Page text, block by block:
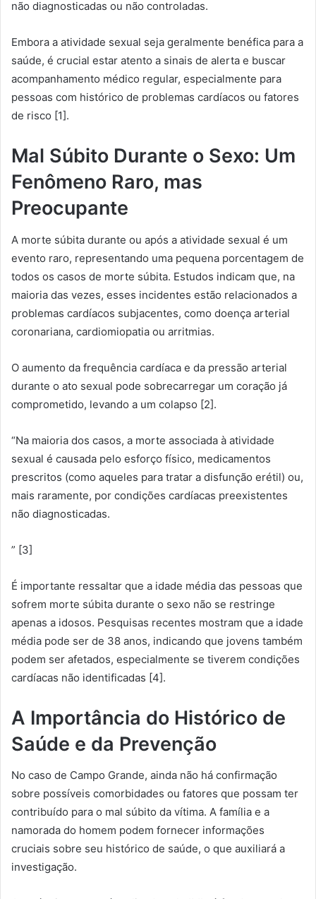
não diagnosticadas ou não controladas.
Embora a atividade sexual seja geralmente benéfica para a
saúde, é crucial estar atento a sinais de alerta e buscar
acompanhamento médico regular, especialmente para
pessoas com histórico de problemas cardíacos ou fatores
de risco [1].
Mal Súbito Durante o Sexo: Um
Fenômeno Raro, mas
Preocupante
A morte súbita durante ou após a atividade sexual é um
evento raro, representando uma pequena porcentagem de
todos os casos de morte súbita. Estudos indicam que, na
maioria das vezes, esses incidentes estão relacionados a
problemas cardíacos subjacentes, como doença arterial
coronariana, cardiomiopatia ou arritmias.
O aumento da frequência cardíaca e da pressão arterial
durante o ato sexual pode sobrecarregar um coração já
comprometido, levando a um colapso [2].
“Na maioria dos casos, a morte associada à atividade
sexual é causada pelo esforço físico, medicamentos
prescritos (como aqueles para tratar a disfunção erétil) ou,
mais raramente, por condições cardíacas preexistentes
não diagnosticadas.
” [3]
É importante ressaltar que a idade média das pessoas que
sofrem morte súbita durante o sexo não se restringe
apenas a idosos. Pesquisas recentes mostram que a idade
média pode ser de 38 anos, indicando que jovens também
podem ser afetados, especialmente se tiverem condições
cardíacas não identificadas [4].
A Importância do Histórico de
Saúde e da Prevenção
No caso de Campo Grande, ainda não há confirmação
sobre possíveis comorbidades ou fatores que possam ter
contribuído para o mal súbito da vítima. A família e a
namorada do homem podem fornecer informações
cruciais sobre seu histórico de saúde, o que auxiliará a
investigação.